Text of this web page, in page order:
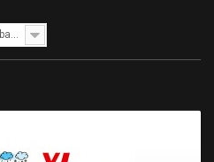
Referencia: más bajo primero